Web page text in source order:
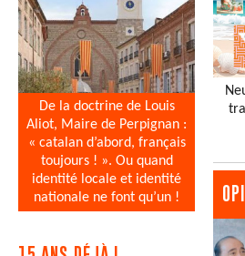
De la doctrine de Louis
Aliot, Maire de Perpignan :
« catalan d’abord, français
toujours ! ». Ou quand
identité locale et identité
nationale ne font qu’un !